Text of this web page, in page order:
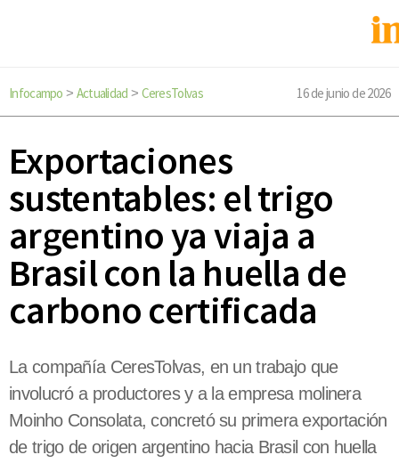
Infocampo > Actualidad > CeresTolvas 16 de junio de 2026
Exportaciones
sustentables: el trigo
argentino ya viaja a
Brasil con la huella de
carbono certificada
La compañía CeresTolvas, en un trabajo que
involucró a productores y a la empresa molinera
Moinho Consolata, concretó su primera exportación
de trigo de origen argentino hacia Brasil con huella